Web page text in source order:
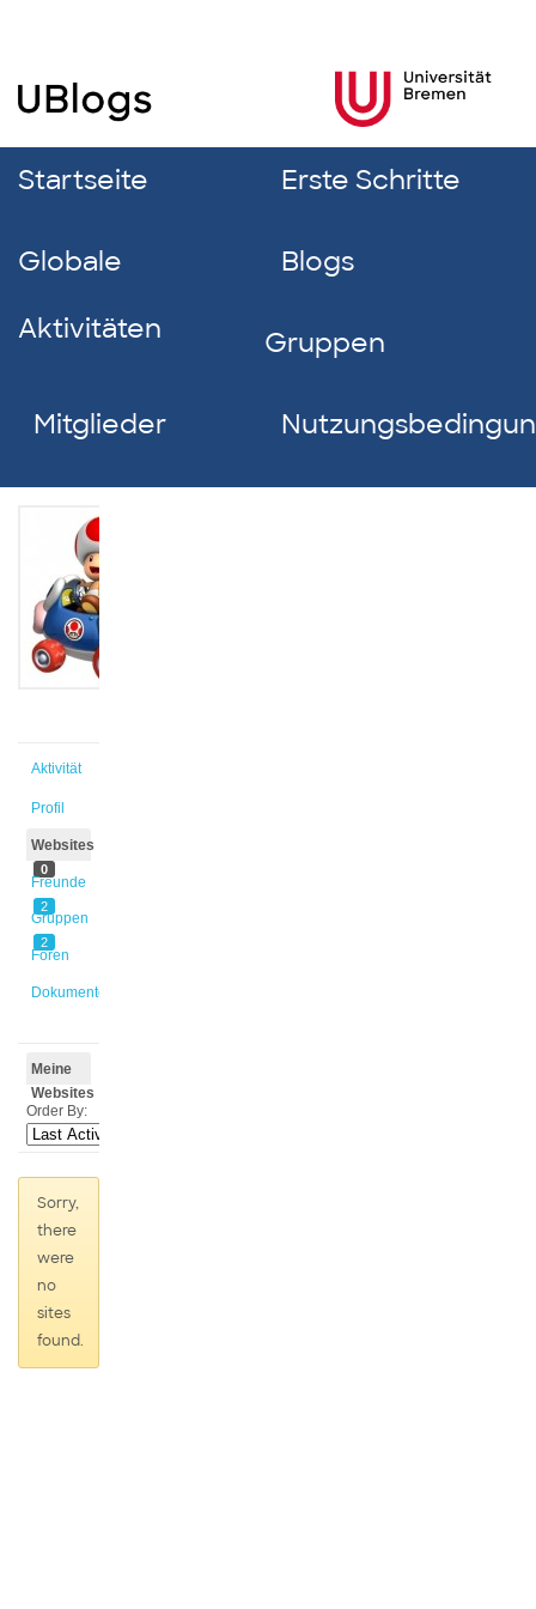
Startseite Erste Schritte
Globale
Aktivitäten
Blogs
Gruppen
Mitglieder
Aktivität
Profil
Websites
0
Freunde
2
Gruppen
2
Foren
Dokumente
Meine
Websites
Order By:
Sorry,
there
were
no
sites
found.